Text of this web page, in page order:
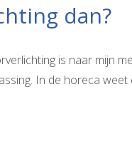
dan?
is naar mijn
In de horeca weet